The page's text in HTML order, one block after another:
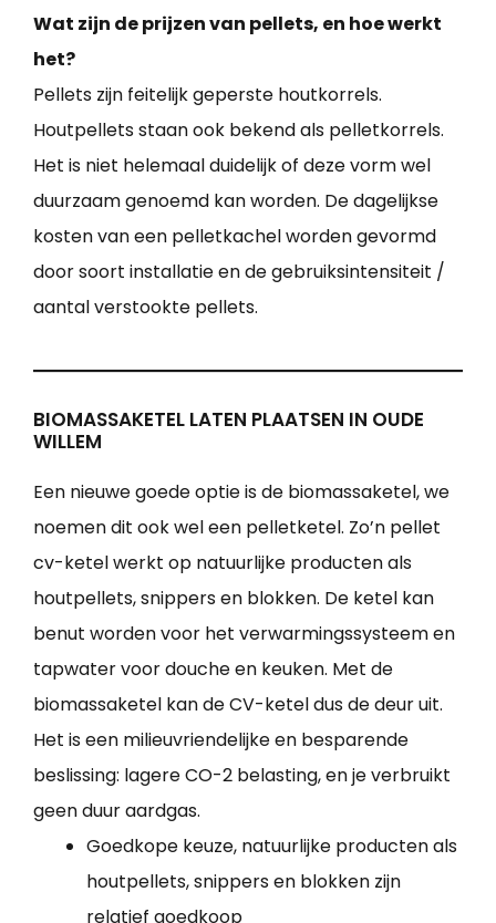
Wat zijn de prijzen van pellets, en hoe werkt
het?
Pellets zijn feitelijk geperste houtkorrels.
Houtpellets staan ook bekend als pelletkorrels.
Het is niet helemaal duidelijk of deze vorm wel
duurzaam genoemd kan worden. De dagelijkse
kosten van een pelletkachel worden gevormd
door soort installatie en de gebruiksintensiteit /
aantal verstookte pellets.
BIOMASSAKETEL LATEN PLAATSEN IN OUDE
WILLEM
Een nieuwe goede optie is de biomassaketel, we
noemen dit ook wel een pelletketel. Zo’n pellet
cv-ketel werkt op natuurlijke producten als
houtpellets, snippers en blokken. De ketel kan
benut worden voor het verwarmingssysteem en
tapwater voor douche en keuken. Met de
biomassaketel kan de CV-ketel dus de deur uit.
Het is een milieuvriendelijke en besparende
beslissing: lagere CO-2 belasting, en je verbruikt
geen duur aardgas.
Goedkope keuze, natuurlijke producten als
houtpellets, snippers en blokken zijn
relatief goedkoop